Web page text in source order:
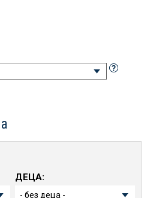
ДЕЦА: